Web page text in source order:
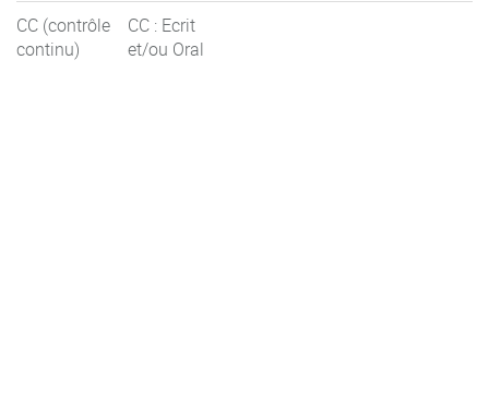
CC (contrôle
continu)
CC : Ecrit
et/ou Oral